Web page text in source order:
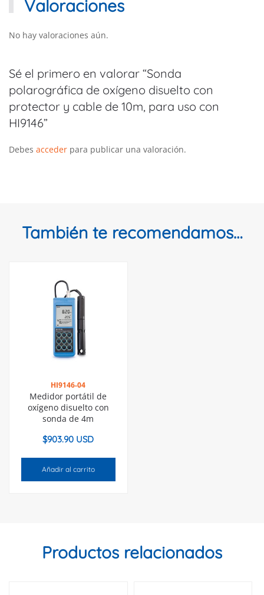
Valoraciones
No hay valoraciones aún.
Sé el primero en valorar “Sonda
polarográfica de oxígeno disuelto con
protector y cable de 10m, para uso con
HI9146”
Debes acceder para publicar una valoración.
También te recomendamos…
HI9146-04
Medidor portátil de
oxígeno disuelto con
sonda de 4m
$903.90 USD
Añadir al carrito
Productos relacionados